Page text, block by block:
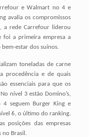
e Walmart no 4 e
avalia os compromissos
a rede Carrefour liderou
foi a primeira empresa a
estar dos suínos.
toneladas de carne
procedência e de quais
essenciais para que os
nível 3 estão Domino’s,
4 seguem Burger King e
6, o último do ranking.
posições das empresas
no Brasil.